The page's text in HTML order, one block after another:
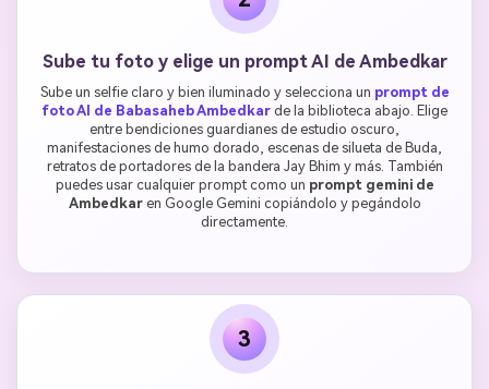
Sube tu foto y elige un prompt AI de Ambedkar
Sube un selfie claro y bien iluminado y selecciona un prompt de
foto AI de Babasaheb Ambedkar de la biblioteca abajo. Elige
entre bendiciones guardianes de estudio oscuro,
manifestaciones de humo dorado, escenas de silueta de Buda,
retratos de portadores de la bandera Jay Bhim y más. También
puedes usar cualquier prompt como un prompt gemini de
Ambedkaren Google Gemini copiándolo y pegándolo
directamente.
3